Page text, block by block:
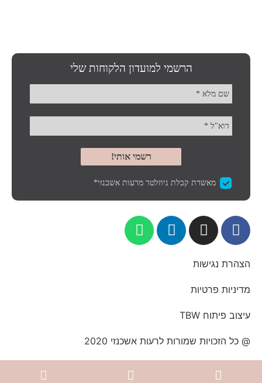
הצהרת נגישות
מדיניות פרטיות
עיצוב פיתוח TBW
@ כל הזכויות שמורות לרעות אשכנזי 2020